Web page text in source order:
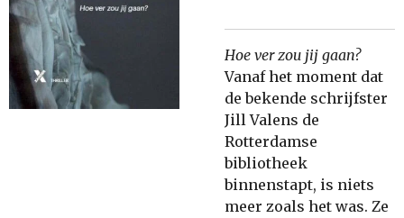
Hoe ver zou jij gaan?
Vanaf het moment dat
de bekende schrijfster
Jill Valens de
Rotterdamse
bibliotheek
binnenstapt, is niets
meer zoals het was. Ze